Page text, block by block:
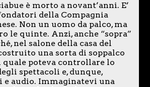
è morto a novant’anni. E’
della Compagnia
Non un uomo da palco, ma
le quinte. Anzi, anche “sopra”
nel salone della casa del
una sorta di soppalco
quale poteva controllare lo
spettacoli e, dunque,
e audio. Immaginatevi una